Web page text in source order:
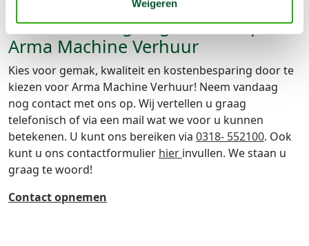
Weigeren
Neem vandaag nog contact op met
Arma Machine Verhuur
Kies voor gemak, kwaliteit en kostenbesparing door te
kiezen voor Arma Machine Verhuur! Neem vandaag
nog contact met ons op. Wij vertellen u graag
telefonisch of via een mail wat we voor u kunnen
betekenen. U kunt ons bereiken via 0318- 552100. Ook
kunt u ons contactformulier hier invullen. We staan u
graag te woord!
Contact opnemen